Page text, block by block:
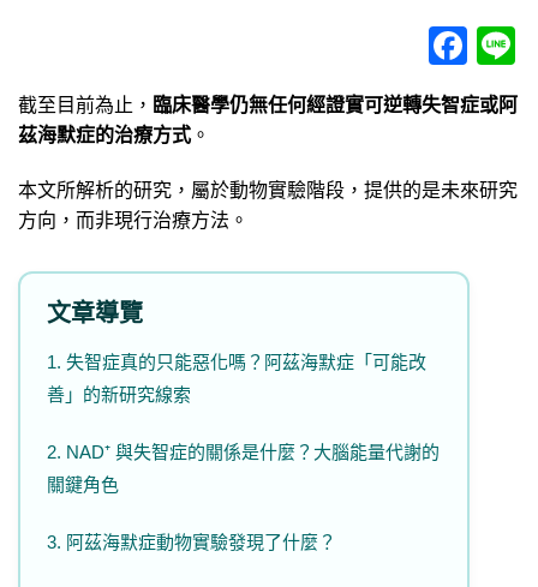
截至目前為止， 臨床醫學仍無任何經證實可逆轉失智症或阿
茲海默症的治療方式 。
本文所解析的研究，屬於動物實驗階段，提供的是未來研究
方向，而非現行治療方法。
文章導覽
1. 失智症真的只能惡化嗎？阿茲海默症「可能改
善」的新研究線索
2. NAD⁺ 與失智症的關係是什麼？大腦能量代謝的
關鍵角色
3. 阿茲海默症動物實驗發現了什麼？